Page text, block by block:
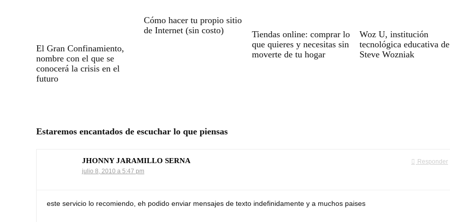
El Gran Confinamiento,
nombre con el que se
conocerá la crisis en el
futuro
Cómo hacer tu propio sitio
de Internet (sin costo)
Tiendas online: comprar lo
que quieres y necesitas sin
moverte de tu hogar
Woz U, institución
tecnológica educativa de
Steve Wozniak
Estaremos encantados de escuchar lo que piensas
Responder
JHONNY JARAMILLO SERNA
julio 8, 2010 a 5:47 pm
este servicio lo recomiendo, eh podido enviar mensajes de texto indefinidamente y a muchos paises